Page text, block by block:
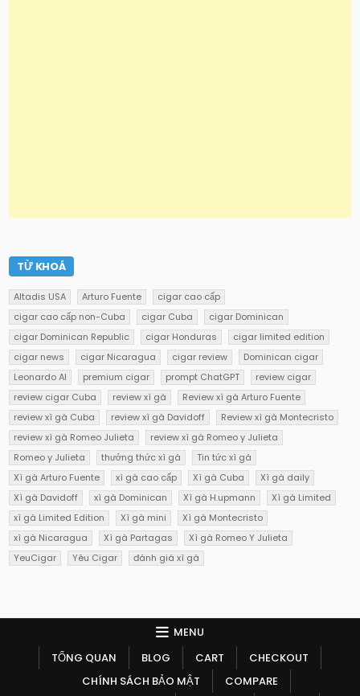
TỪ KHOÁ
Altadis USA Arturo Fuente
cigar cao cấp
cigar cao cấp non-Cuba
cigar Cuba
cigar Dominican
cigar Dominican Republic
cigar Honduras
cigar limited edition
cigar news
cigar Nicaragua cigar review
Dominican cigar
Leonardo AI
premium cigar prompt ChatGPT
review cigar
review cigar Cuba
review xì gà
Review xì gà Arturo Fuente
review xì gà Cuba
review xì gà Davidoff
Review xì gà Montecristo
review xì gà Romeo Julieta
review xì gà Romeo y Julieta
Romeo y Julieta
thưởng thức xì gà
Tin tức xì gà
Xì gà Arturo Fuente
xì gà cao cấp Xì gà Cuba
Xì gà daily
Xì gà Davidoff
xì gà Dominican Xì gà H.upmann
Xì gà Limited
xì gà Limited Edition
Xì gà mini
Xì gà Montecristo
xì gà Nicaragua
Xì gà Partagas
Xì gà Romeo Y Julieta
YeuCigar
Yêu Cigar đánh giá xì gà
MENU
TỔNG QUAN
BLOG CART
CHECKOUT
CHÍNH SÁCH BẢO MẬT
COMPARE